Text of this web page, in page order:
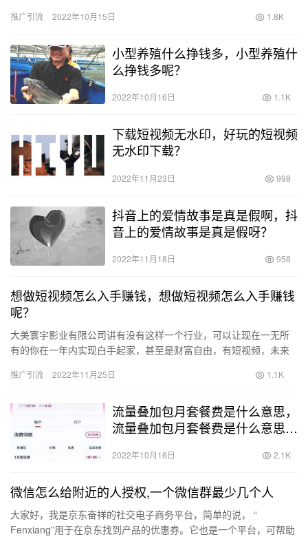
动…
推广引流 2022年10月15日 1.8K
小型养殖什么挣钱多，小型养殖什
么挣钱多呢？
2022年10月16日 1.1K
下载短视频无水印，好玩的短视频
无水印下载？
2022年11月23日 998
抖音上的爱情故事是真是假啊，抖
音上的爱情故事是真是假呀？
2022年11月18日 958
想做短视频怎么入手赚钱，想做短视频怎么入手赚钱
呢？
大美寰宇影业有限公司讲有没有这样一个行业，可以让现在一无所
有的你在一年内实现白手起家，甚至是财富自由，有短视频，未来
家？普…
推广引流 2022年11月25日 1.1K
流量叠加包月套餐费是什么意思，
流量叠加包月套餐费是什么意思是
2022年10月16日 2.1K
微信怎么给附近的人授权,一个微信群最少几个人
大家好，我是京东奋祥的社交电子商务平台，简单的说， “
Fenxiang”用于在京东找到产品的优惠券。它也是一个平台，可帮助